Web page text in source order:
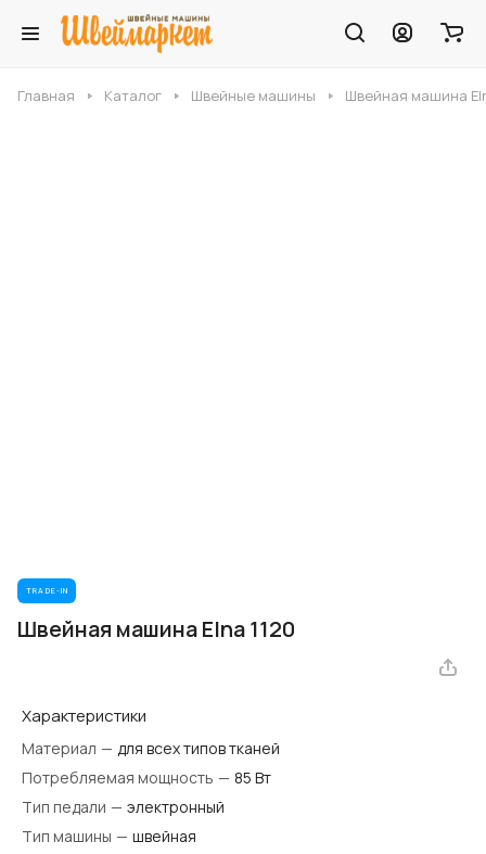
Главная Каталог Швейные машины Швейная машина
TRADE-IN
Швейная машина Elna 1120
Характеристики
Материал — для всех типов тканей
Потребляемая мощность — 85 Вт
Тип педали — электронный
Тип машины — швейная